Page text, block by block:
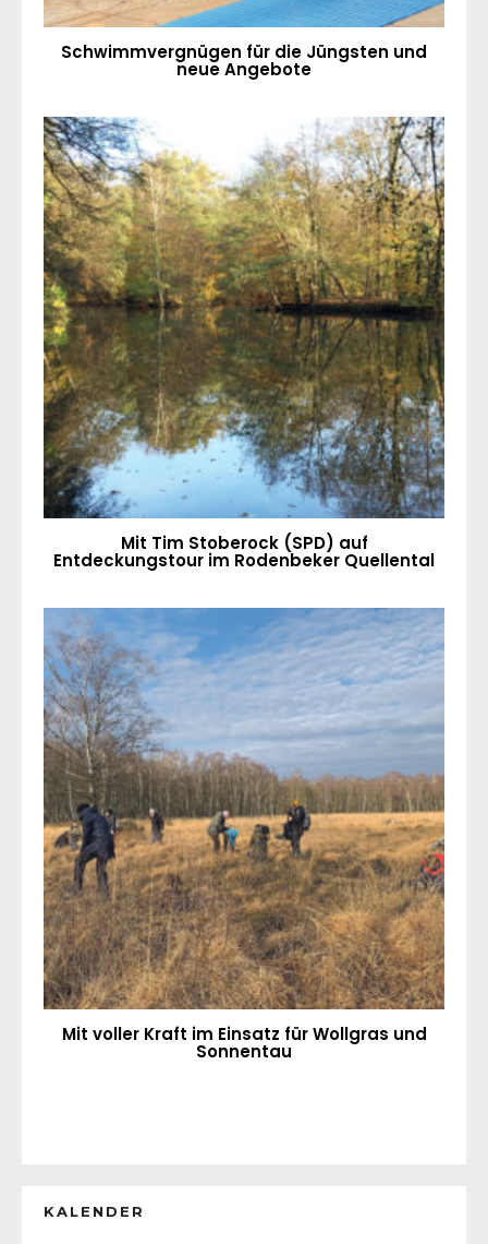
Schwimmvergnügen für die Jüngsten und
neue Angebote
Mit Tim Stoberock (SPD) auf
Entdeckungstour im Rodenbeker Quellental
Mit voller Kraft im Einsatz für Wollgras und
Sonnentau
KALENDER